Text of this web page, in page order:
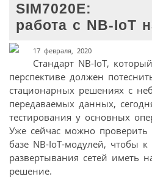
SIM7020E:
работа с NB-IoT
17 февраля, 2020
Стандарт NB-IoT,
перспективе должен
стационарных решениях с
передаваемых данных,
тестирования у основных
Уже сейчас можно проверить
базе NB-IoT-модулей, чтобы
развертывания сетей иметь
решение.